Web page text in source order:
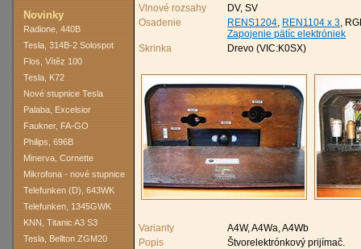
Novinky
Radione, 440B
Tesla, 314B-2 Solospot
Flos, Vítěz 100
Tesla, K72
Nové stupnice Tesla
Palaba, Excelsior
Faukner, FA-GO
Philips, 696B
Minerva, Cornette
Mikrofona - nové stupnice
Telefunken (D), 643WK
Telefunken, 1345GWK
KNN, Titanic A3 S3
Tesla, Bellton ZGM20
Vlnové rozsahy
DV, SV
Osadenie
RENS1204, REN1104 x 3,
Zapojenie pätíc elektróniek
Skrinka
Drevo (VIC:K0SX)
Varianty
A4W, A4Wa, A4Wb
Popis
Štvorelektrónkový prijímač.